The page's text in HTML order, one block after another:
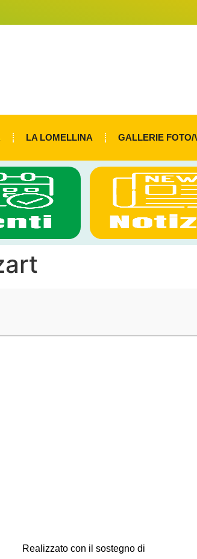
LA LOMELLINA GALLERIE FOTO/
Realizzato con il sostegno di